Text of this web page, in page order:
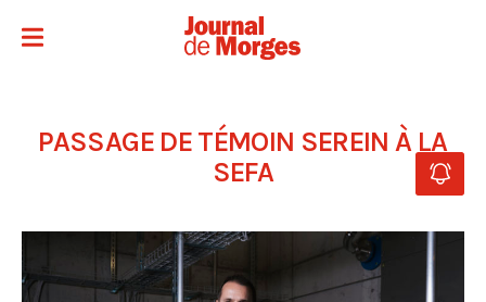
PASSAGE DE TÉMOIN SEREIN À LA
SEFA